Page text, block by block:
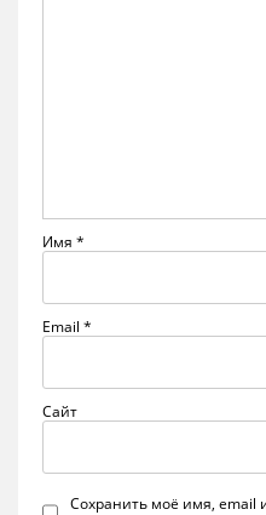
Имя *
Email *
Сайт
Сохранить моё имя, email